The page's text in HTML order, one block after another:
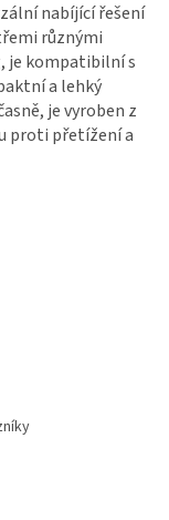
nabíjící řešení
různými
je kompatibilní s
a lehký
je vyroben z
proti přetížení a